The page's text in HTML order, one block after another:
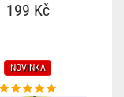
199 Kč
NOVINKA